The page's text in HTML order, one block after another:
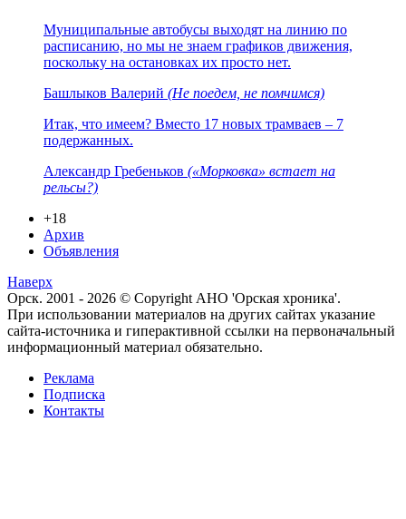
Муниципальные автобусы выходят на линию по
расписанию, но мы не знаем графиков движения,
поскольку на остановках их просто нет.
Башлыков Валерий (Не поедем, не помчимся)
Итак, что имеем? Вместо 17 новых трамваев – 7
подержанных.
Александр Гребеньков («Морковка» встает на
рельсы?)
+18
Архив
Объявления
Наверх
Орск. 2001 - 2026 © Copyright АНО 'Орская хроника'.
При использовании материалов на других сайтах указание
сайта-источника и гиперактивной ссылки на первоначальный
информационный материал обязательно.
Реклама
Подписка
Контакты